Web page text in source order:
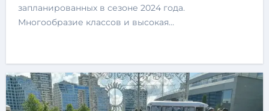
запланированных в сезоне 2024 года.
Многообразие классов и высокая…